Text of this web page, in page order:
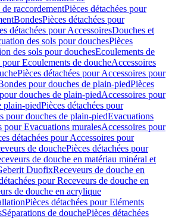
raccordementPièces détachées pour
BondesPièces détachées pour
détachées pour AccessoiresDouches et
des sols pour douchesPièces
des sols pour douchesEcoulements de
pour Ecoulements de doucheAccessoires
Pièces détachées pour Accessoires pour
pour douches de plain-piedPièces
douches de plain-piedAccessoires pour
plain-piedPièces détachées pour
pour douches de plain-piedEvacuations
pour Evacuations muralesAccessoires pour
détachées pour Accessoires pour
de douchePièces détachées pour
de douche en matériau minéral et
DuofixReceveurs de douche en
pour Receveurs de douche en
de douche en acrylique
Pièces détachées pour Eléments
Séparations de douchePièces détachées